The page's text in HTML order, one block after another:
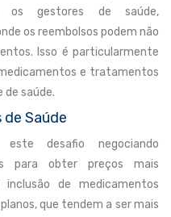
os gestores de saúde,
os reembolsos podem não
Isso é particularmente
e tratamentos
de saúde.
de Saúde
este desafio negociando
para obter preços mais
de medicamentos
que tendem a ser mais